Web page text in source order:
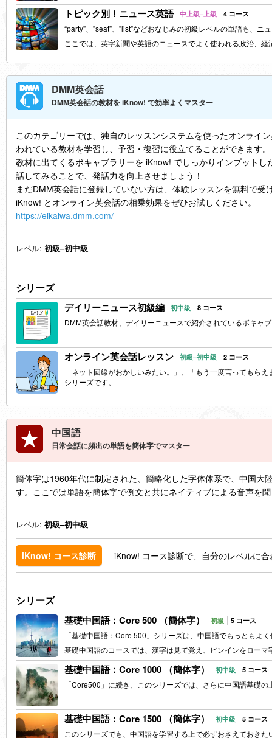
トピック別！ニュース英語 中上級–上級 4 コース
“party”、”seat”、”list”などおなじみの初級レベルの単語も、ニ
ここでは、英字新聞や英語のニュースでよく使われる政治、
DMM英会話
DMM英会話の教材を iKnow! で効率よくマスター
このカテゴリーでは、独自のレッスンシステムを使ったオンライ
われている教材を学習し、予習・復習に役立てることができます。
教材に出てくるボキャブラリーを iKnow! でしっかりインプット
話してみることで、発話力を向上させましょう！
まだDMM英会話に登録していない方は、体験レッスンを無料で受
iKnow! とオンライン英会話の相乗効果をぜひお試しください。
https://eikaiwa.dmm.com/
レベル: 初級–初中級
シリーズ
デイリーニュース初級編 初中級 8 コース
DMM英会話教材、デイリーニュースで紹介されているボキャ
オンライン英会話レッスン 初級–初中級 2 コース
「ネット回線がおかしいみたい。」、「もう一度言ってもら
シリーズです。
中国語
日常会話に頻出の単語を簡体字でマスター
簡体字は1960年代に制定された、簡略化した字体体系で、中国大
す。ここでは単語を簡体字で例文と共にネイティブによる音声を
レベル: 初級–初中級
iKnow! コース診断 iKnow! コース診断で、自分のレベルに
シリーズ
基礎中国語：Core 500 （簡体字） 初級 5 コース
「基礎中国語：Core 500」シリーズは、中国語でもっともよ
基礎中国語のコースでは、漢字は見て覚え、ピンインをロー
基礎中国語：Core 1000 （簡体字） 初中級 5 コース
「Core500」に続き、このシリーズでは、さらに中国語基礎
基礎中国語：Core 1500 （簡体字） 初中級 5 コース
このシリーズでも、中国語を学習する上で必ずおさえておき